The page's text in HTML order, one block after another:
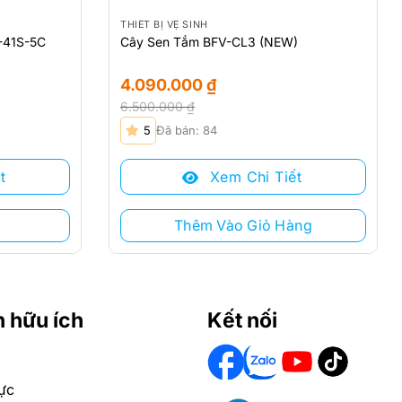
5C
THIẾT BỊ VỆ SINH
Cây Sen Tắm BFV-CL3 (NEW)
6.500.000₫
Giá
gốc
là:
6.500.000 ₫.
4.090.000₫
Giá
hiện
tại
4.090.000 ₫.
5 Đã bán: 84
Xem Chi Tiết
Thêm Vào Giỏ Hàng
hữu ích Kết nối